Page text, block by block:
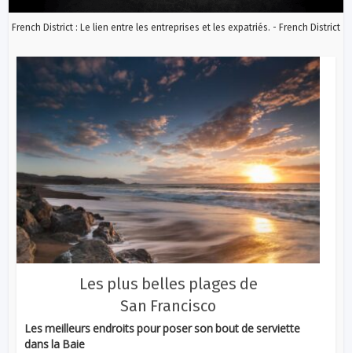
French District : Le lien entre les entreprises et les expatriés. - French District
Les plus belles plages de
San Francisco
Les meilleurs endroits pour poser son bout de serviette
dans la Baie